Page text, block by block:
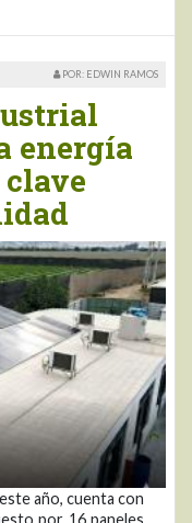
POR: EDWIN RAMOS
energía
año, cuenta con